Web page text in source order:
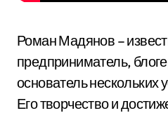
Роман Мадянов –
предприниматель,
основатель нескольких
Его творчество и